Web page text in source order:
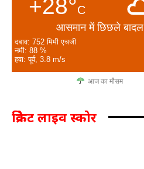
+28°C
आसमान में छिछले बादल
दबाव: 752 मिमी एचजी
नमी: 88 %
हवा: पूर्व, 3.8 m/s
आज का मौसम
क्रिकेट लाइव स्कोर